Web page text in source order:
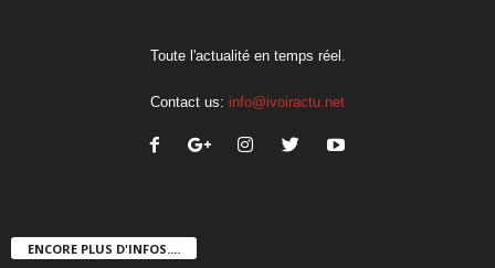
Toute l'actualité en temps réel.
Contact us: info@ivoiractu.net
ENCORE PLUS D'INFOS....